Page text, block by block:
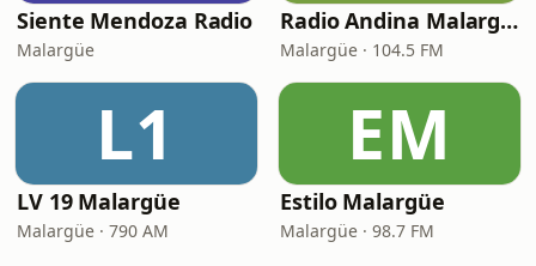
Siente Mendoza Radio
Malargüe
Radio Andina Malargüe
Malargüe · 104.5 FM
L1
LV 19 Malargüe
Malargüe · 790 AM
EM
Estilo Malargüe
Malargüe · 98.7 FM